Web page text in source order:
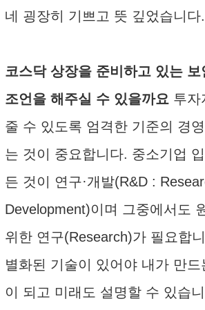
네 굉장히 기쁘고 뜻 깊었습니다.
코스닥 상장을 준비하고 있는 보
조언을 해주실 수 있을까요 투자
줄 수 있도록 엄격한 기준의 경
는 것이 중요합니다. 중소기업
든 것이 연구·개발(R&D :
Development)이며 그중에서도
위한 연구(Research)가 필요합
별화된 기술이 있어야 내가 만드
이 되고 미래도 설명할 수 있습